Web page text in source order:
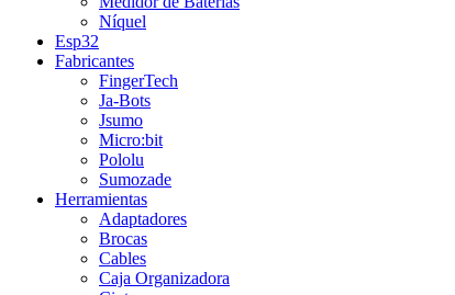
Níquel
Esp32
Fabricantes
FingerTech
Ja-Bots
Jsumo
Micro:bit
Pololu
Sumozade
Herramientas
Adaptadores
Brocas
Cables
Caja Organizadora